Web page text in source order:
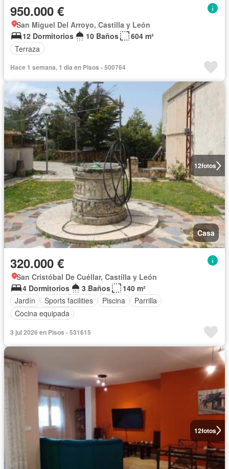
950.000 €
San Miguel Del Arroyo, Castilla y León
12 Dormitorios
10 Baños
604 m²
Terraza
Hace 1 semana, 1 día en Pisos - 500764
12fotos
Casa
320.000 €
San Cristóbal De Cuéllar, Castilla y León
4 Dormitorios
3 Baños
140 m²
Jardín
Sports facilities Piscina
Parrilla
Cocina equipada
3 jul 2026 en Pisos - 531615
12fotos